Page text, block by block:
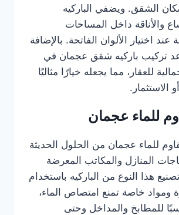
الشقق. ويضفي الباركيه
والأناقة داخل المساحات
عند اختيار الألوان الفاتحة. بالإضافة
تركيب باركيه شقق عجمان في
للعقار، مما يجعله خيارًا مثاليًا
الاستثمار.
للماء عجمان
للماء عجمان من الحلول الحديثة
المنازل والمكاتب المعرضة
هذا النوع من الباركيه باستخدام
ومواد خاصة تمنع امتصاص الماء،
للمطابخ والمداخل وحتى